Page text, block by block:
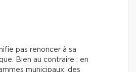
pas renoncer à sa
Bien au contraire : en
municipaux, des